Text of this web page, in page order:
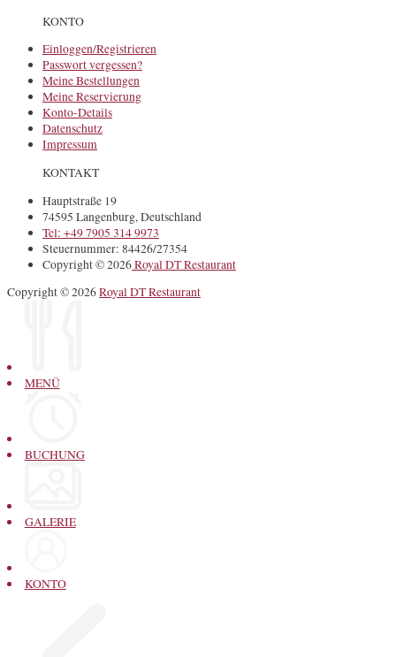
KONTO
Einloggen/Registrieren
Passwort vergessen?
Meine Bestellungen
Meine Reservierung
Konto-Details
Datenschutz
Impressum
KONTAKT
Hauptstraße 19
74595 Langenburg, Deutschland
Tel: +49 7905 314 9973
Steuernummer: 84426/27354
Copyright © 2026Royal DT Restaurant
Copyright © 2026Royal DT Restaurant
MENÜ
BUCHUNG
GALERIE
KONTO